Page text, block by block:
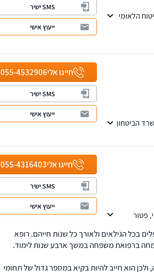
הביטוח הלאומי
SMS ישיר
ייעוץ אישי
הביטחון
חייגו אלי055-4532906
SMS ישיר
ייעוץ אישי
פטור
אילת,
אנו
חייגו אלי055-4316403
SMS ישיר
ייעוץ אישי
בכל הגילאים ולאורך כל שנות חייהם. רופא
ברפואת משפחה במשך ארבע שנות לימוד.
הוא חייב להיות בקיא במספר גדול של תחומי